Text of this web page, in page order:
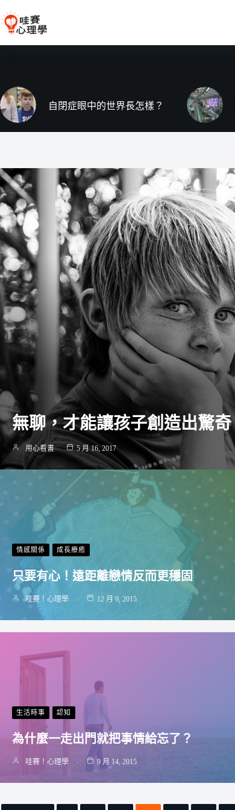
至
主
自閉症眼中的世界長怎樣？
無聊，才能讓孩子創造出驚奇
用心看書 5 月 16, 2017
情感關係 成長療癒
只要有心！遠距離戀情反而更穩固
哇賽！心理學 12 月 9, 2015
生活時事 認知
為什麼一走出門就把事情給忘了？
哇賽！心理學 9 月 14, 2015